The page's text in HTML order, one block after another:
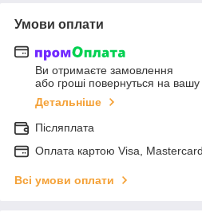
Умови оплати
Ви отримаєте замовлення
або гроші повернуться на вашу
Детальніше
Післяплата
Оплата картою Visa,
Всі умови оплати